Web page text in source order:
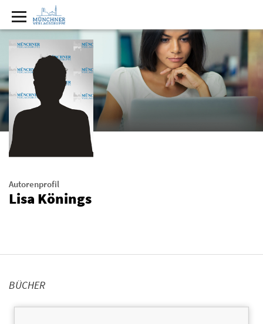
Autorenprofil
Lisa Könings
BÜCHER